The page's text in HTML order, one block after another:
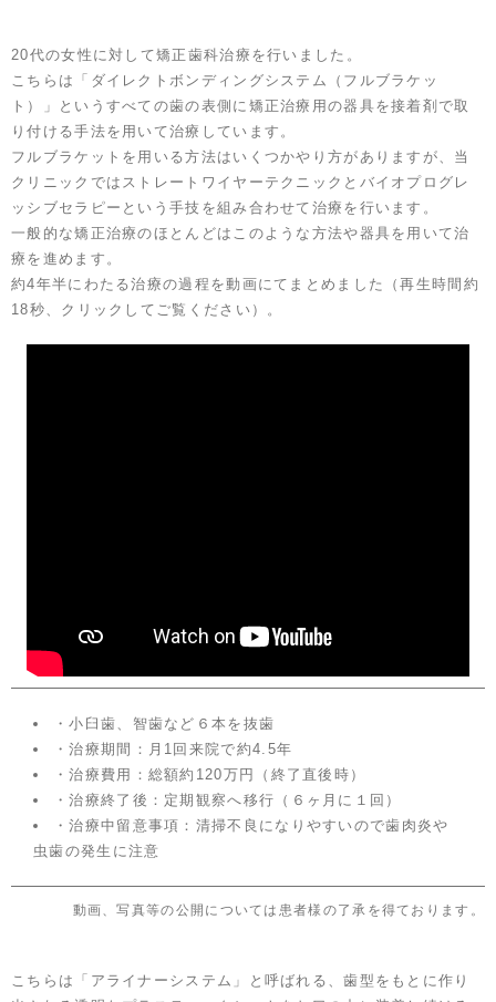
20代の女性に対して矯正歯科治療を行いました。
こちらは「ダイレクトボンディングシステム（フルブラケッ
ト）」というすべての歯の表側に矯正治療用の器具を接着剤で取
り付ける手法を用いて治療しています。
フルブラケットを用いる方法はいくつかやり方がありますが、当
クリニックではストレートワイヤーテクニックとバイオプログレ
ッシブセラピーという手技を組み合わせて治療を行います。
一般的な矯正治療のほとんどはこのような方法や器具を用いて治
療を進めます。
約4年半にわたる治療の過程を動画にてまとめました（再生時間約
18秒、クリックしてご覧ください）。
・小臼歯、智歯など６本を抜歯
・治療期間：月1回来院で約4.5年
・治療費用：総額約120万円（終了直後時）
・治療終了後：定期観察へ移行（６ヶ月に１回）
・治療中留意事項：清掃不良になりやすいので歯肉炎や
虫歯の発生に注意
動画、写真等の公開については患者様の了承を得ております。
こちらは「アライナーシステム」と呼ばれる、歯型をもとに作り